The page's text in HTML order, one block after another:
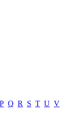
P Q R S T U V